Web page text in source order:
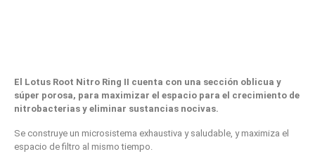
El Lotus Root Nitro Ring II cuenta con una sección oblicua y
súper porosa, para maximizar el espacio para el crecimiento de
nitrobacterias y eliminar sustancias nocivas.
Se construye un microsistema exhaustiva y saludable, y maximiza el
espacio de filtro al mismo tiempo.